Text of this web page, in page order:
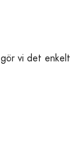
vi det enkelt